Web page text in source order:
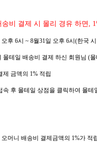
송비 결제 시 몰리 경유 하면 ,
오후 6시 ~ 8월31 일 오후 6시(한국
몰테일 배송비 결제 하신 회원님 (
제 금액의 1% 적립
속 후 몰테일 상점을 클릭하여 몰테
머니 배송비 결제금액의 1%가 적